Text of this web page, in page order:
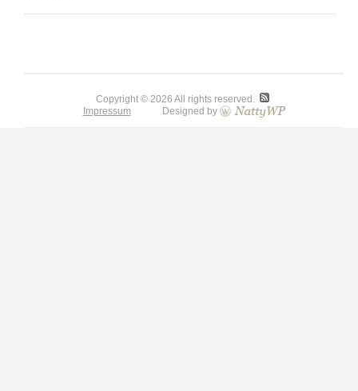
Copyright © 2026 All rights reserved.
Impressum Designed by